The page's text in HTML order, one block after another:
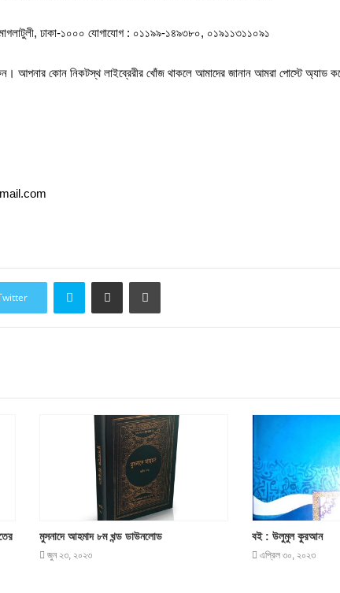
ঢাকা-১০০০ যোগাযোগ : ০১১৯৯-১৪৯৩৮০, ০১৯১১৩১১০৯১
আপনার কোন নিকটস্থ লাইব্রেরীর খোঁজ থাকলে আমাদের জানান আমরা পোস্টে অ্যাড
Skype Share via Email Print
মুসনাদে আহমাদ ৮ম খন্ড ডাউনলোড
জুন ২৩, ২০২৩
বই : উলুমুল কুরআন
এপ্রিল ৩০, ২০২৩